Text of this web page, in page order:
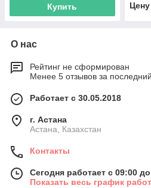
Купить
О нас
Рейтинг не сформирован
Менее 5 отзывов за
Работает с 30.05.2018
г. Астана
Астана, Казахстан
Контакты
Сегодня работает с 09:00
Показать весь график